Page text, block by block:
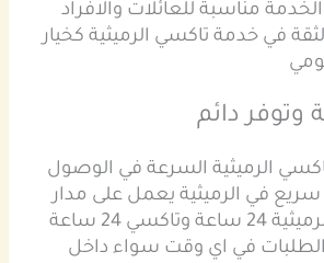
مناسبة للعائلات والافراد
في خدمة تاكسي الرميثية كخيار
وتوفر دائم
الرميثية السرعة في الوصول
في الرميثية يعمل على مدار
اليوم مع تاكسي الرميثية 24 ساعة وتاكسي 24 ساعة
الطلبات في اي وقت سواء داخل